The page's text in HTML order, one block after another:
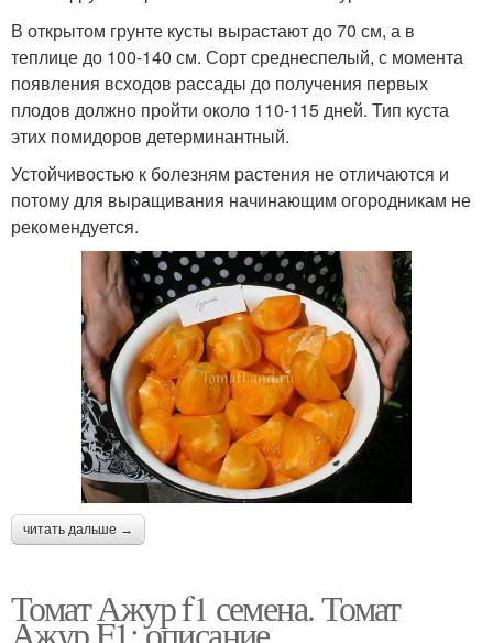
В открытом грунте кусты вырастают до 70 см, а в
теплице до 100-140 см. Сорт среднеспелый, с момента
появления всходов рассады до получения первых
плодов должно пройти около 110-115 дней. Тип куста
этих помидоров детерминантный.
Устойчивостью к болезням растения не отличаются и
потому для выращивания начинающим огородникам не
рекомендуется.
читать дальше →
Томат Ажур f1 семена. Томат